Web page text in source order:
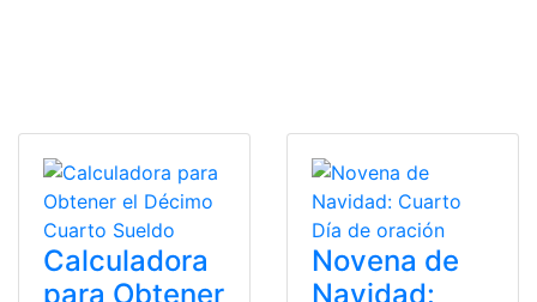
Calculadora
para Obtener
Novena de
Navidad: